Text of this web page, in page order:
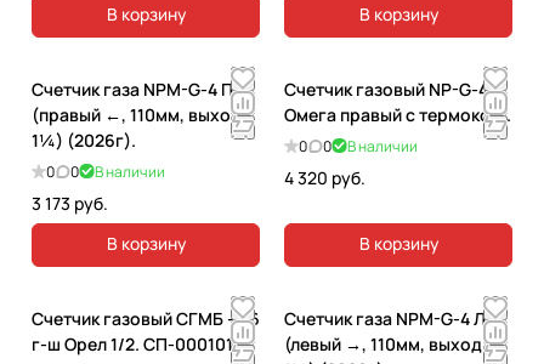
В корзину
В корзину
Счетчик газа NPM-G-4 П
(правый ←, 110мм, выход
1¼) (2026г).
0 0 В наличии
3 173 руб.
В корзину
Счетчик газовый NP-G-4
Омега правый с термокор..
0 0 В наличии
4 320 руб.
В корзину
Счетчик газовый СГМБ - 1,6
г-ш Орел 1/2. СП-00010195
Счетчик газа NPM-G-4 Л
(левый →, 110мм, выход